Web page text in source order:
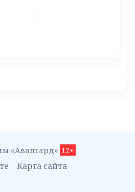
«Авангард» 12+
Карта сайта